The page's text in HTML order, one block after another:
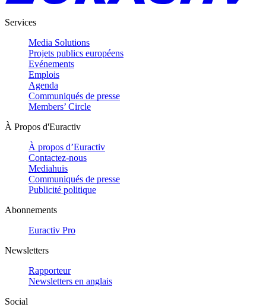
Services
Media Solutions
Projets publics européens
Evénements
Emplois
Agenda
Communiqués de presse
Members’ Circle
À Propos d'Euractiv
À propos d’Euractiv
Contactez-nous
Mediahuis
Communiqués de presse
Publicité politique
Abonnements
Euractiv Pro
Newsletters
Rapporteur
Newsletters en anglais
Social